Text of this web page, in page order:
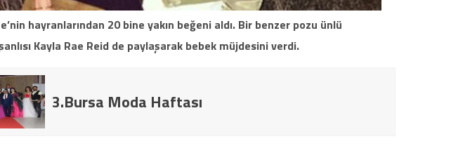
hayranlarından 20 bine yakın beğeni aldı. Bir benzer pozu ünlü
Kayla Rae Reid de paylaşarak bebek müjdesini verdi.
3.Bursa Moda Haftası